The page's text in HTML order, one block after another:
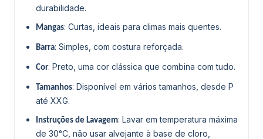
durabilidade.
Mangas: Curtas, ideais para climas mais quentes.
Barra: Simples, com costura reforçada.
Cor: Preto, uma cor clássica que combina com tudo.
Tamanhos: Disponível em vários tamanhos, desde P
até XXG.
Instruções de Lavagem: Lavar em temperatura máxima
de 30°C, não usar alvejante à base de cloro,